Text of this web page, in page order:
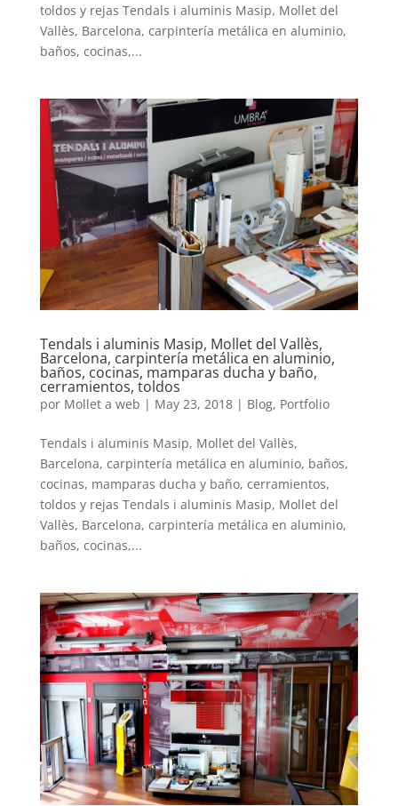
toldos y rejas Tendals i aluminis Masip, Mollet del
Vallès, Barcelona, carpintería metálica en aluminio,
baños, cocinas,...
Tendals i aluminis Masip, Mollet del Vallès,
Barcelona, carpintería metálica en aluminio,
baños, cocinas, mamparas ducha y baño,
cerramientos, toldos
por Mollet a web | May 23, 2018| Blog, Portfolio
Tendals i aluminis Masip, Mollet del Vallès,
Barcelona, carpintería metálica en aluminio, baños,
cocinas, mamparas ducha y baño, cerramientos,
toldos y rejas Tendals i aluminis Masip, Mollet del
Vallès, Barcelona, carpintería metálica en aluminio,
baños, cocinas,...